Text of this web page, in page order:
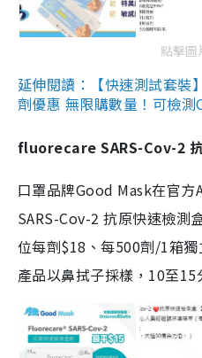
點擊圖
延伸閱讀：【快速測試套裝
劑優惠 無限購數量！可檢
fluorecare SARS-Cov-2
口罩品牌Good Mask在官
SARS-Cov-2 抗原快速檢測
位每劑$18、每500劑/1箱
產品以鼻拭子採樣，10至15